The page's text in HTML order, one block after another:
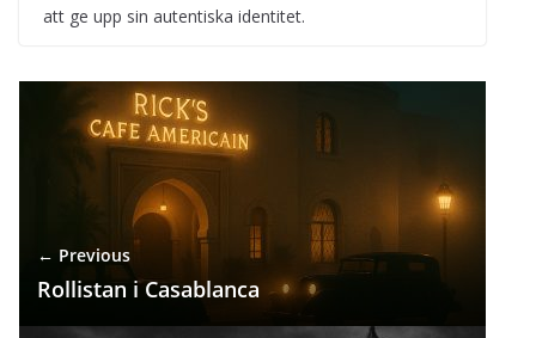
att ge upp sin autentiska identitet.
← Previous
Rollistan i Casablanca